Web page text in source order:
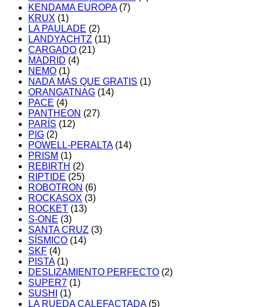
KENDAMA EUROPA (7)
KRUX (1)
LA PAULADE (2)
LANDYACHTZ (11)
CARGADO (21)
MADRID (4)
NEMO (1)
NADA MÁS QUE GRATIS (1)
ORANGATNAG (14)
PACE (4)
PANTHEON (27)
PARÍS (12)
PIG (2)
POWELL-PERALTA (14)
PRISM (1)
REBIRTH (2)
RIPTIDE (25)
ROBOTRON (6)
ROCKASOX (3)
ROCKET (13)
S-ONE (3)
SANTA CRUZ (3)
SÍSMICO (14)
SKF (4)
PISTA (1)
DESLIZAMIENTO PERFECTO (2)
SUPER7 (1)
SUSHI
(1)
LA RUEDA CALEFACTADA (5)